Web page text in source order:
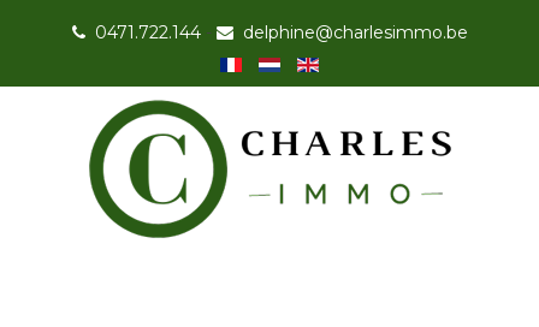
0471.722.144- delphine@charlesimmo.be